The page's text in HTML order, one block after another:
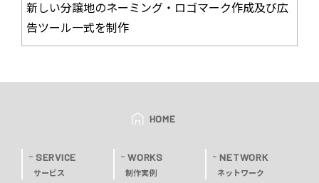
新しい分譲地のネーミング・ロゴマーク作成及び広
告ツール一式を制作
HOME
SERVICE
サービス
WORKS
制作実例
NETWORK
ネットワーク